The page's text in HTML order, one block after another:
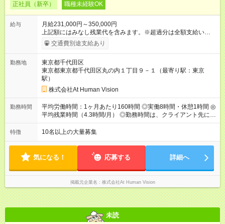
正社員（新卒） 職種未経験OK
給与
月給231,000円～350,000円
上記額にはみなし残業代を含みます。※超過分は全額支給いたし
ます。 みなし残業代 24,000円 ～ 37,000円／月 みなし残業時
間 15時間／月 【給与】 月給： 大卒・院卒 ：243，000
（固定残業代 24，000円） 賞与：年２回 （業績連動型） 昇
給：年２回（3月、9月) 試用期間：6ヶ月 ※上記額にはみなし残
業代（月15時間分）が含まれた 金額になります。超過分は追加
で全額支給。 【頑張りを給与・キャリアに還元します】 年に2
回⼈事評価があり等級が決まります。 等級に合わせた給与設定
のため、若い内からでも頑張り次第で給与アップが叶います。
⼀般職（20～31万円）→リーダー（⽉給26～36万円） →係⻑
～58万円） 【試用期間】試用期間あり 試用期間の長さ：6ヶ月
※ 雇用形態と給与に、本採用時と異なる部分があります。 雇用
形態：本採用時と同じです。 給与：月給 224,000円 ～ 330,000
円 上記額にはみなし残業代を含みます。※超過分は全額支給い
たします。 みなし残業代 24,000円 ～ 34,000円／月 みなし残業
時間 15時間／月
交通費別途支給あり
勤務地
東京都千代田区
東京都東京都千代田区丸の内１丁目９－１（最寄り駅：東京
駅）
株式会社At Human Vision
勤務時間
平均労働時間：1ヶ月あたり160時間 ◎実働8時間・休憩1時間 ◎
平均残業時間（4.3時間/月） ◎勤務時間は、クライアント先に
より異なります。 ※＜シフト例＞ 10:00～19:00／11:00～
20:00 平均労働時間：1ヶ月あたり160時間 ◎実働8時間・休憩1
先に より異なります。 ※＜シフト例＞ 10:00～19:00／11:00
～20:00
特徴 10名以上の大量募集
気になる！ 応募する 詳細へ
掲載元企業名 株式会社At Human Vision
未読